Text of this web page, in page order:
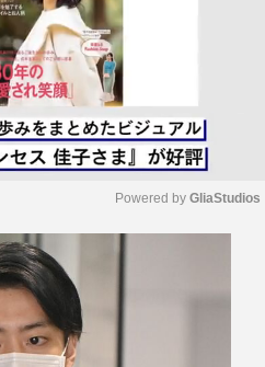
Powered by GliaStudios